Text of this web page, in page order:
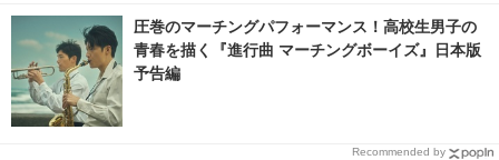
圧巻のマーチングパフォーマンス！高校生男子の
青春を描く『進行曲 マーチングボーイズ』日本版
予告編
Recommended by